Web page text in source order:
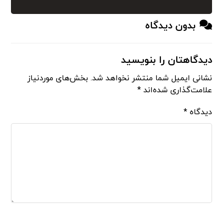
بدون دیدگاه
دیدگاهتان را بنویسید
نشانی ایمیل شما منتشر نخواهد شد. بخش‌های موردنیاز
علامت‌گذاری شده‌اند*
دیدگاه*